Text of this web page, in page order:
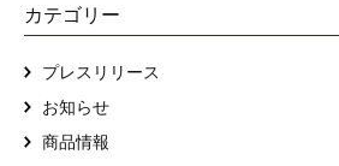
カテゴリー
プレスリリース
お知らせ
商品情報